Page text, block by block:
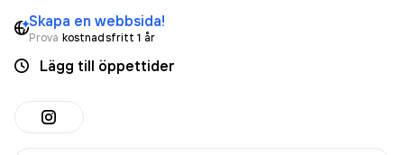
Skapa en webbsida!
Prova kostnadsfritt 1 år
Lägg till öppettider